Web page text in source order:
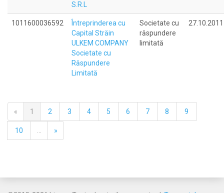
S.R.L
1011600036592
Întreprinderea cu
Capital Străin
ULKEM COMPANY
Societate cu
Răspundere
Limitată
Societate cu
răspundere
limitată
27.10.2011
« 1 2 3 4 5 6 7 8 9
10 »